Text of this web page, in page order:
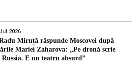
2026
Miruță răspunde Moscovei după
Mariei Zaharova: „Pe dronă scrie
E un teatru absurd”